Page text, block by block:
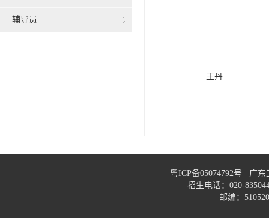
辅导员
王丹
粤ICP备05074792号 广
招生电话：020-
邮编：